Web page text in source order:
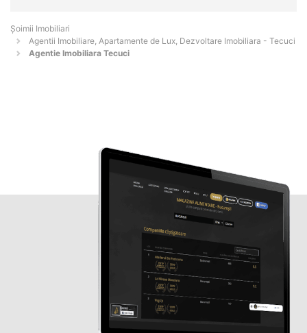
Șoimii Imobiliari
Agentii Imobiliare, Apartamente de Lux, Dezvoltare Imobiliara - Tecuci
Agentie Imobiliara Tecuci